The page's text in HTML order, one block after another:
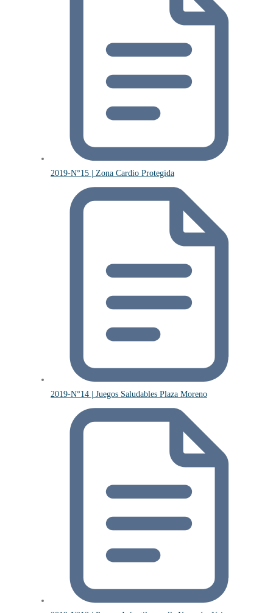
2019-N°15 | Zona Cardio Protegida
2019-N°14 | Juegos Saludables Plaza Moreno